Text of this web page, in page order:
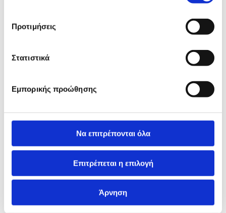
Προτιμήσεις
Στατιστικά
Εμπορικής προώθησης
Να επιτρέπονται όλα
Επιτρέπεται η επιλογή
Άρνηση